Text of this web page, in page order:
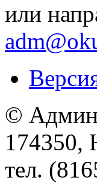
или
©
174350,
тел.